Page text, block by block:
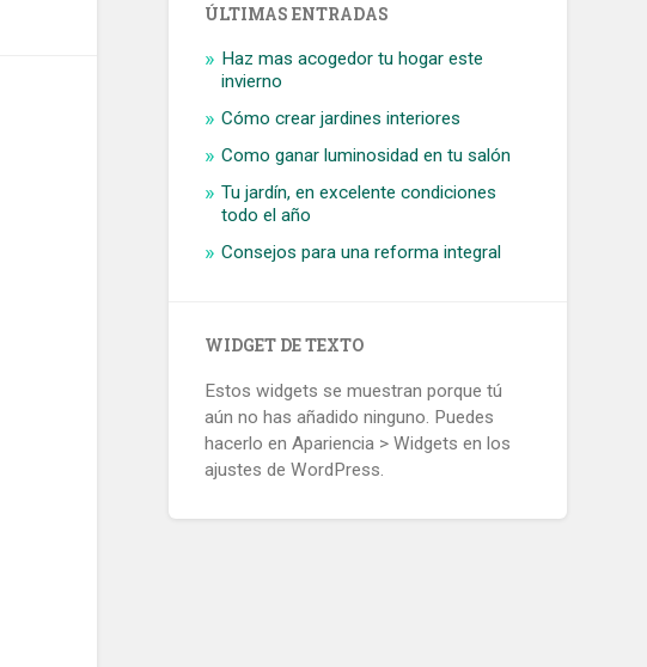
ÚLTIMAS ENTRADAS
Haz mas acogedor tu hogar este
invierno
Cómo crear jardines interiores
Como ganar luminosidad en tu salón
Tu jardín, en excelente condiciones
todo el año
Consejos para una reforma integral
WIDGET DE TEXTO
Estos widgets se muestran porque tú
aún no has añadido ninguno. Puedes
hacerlo en Apariencia > Widgets en los
ajustes de WordPress.